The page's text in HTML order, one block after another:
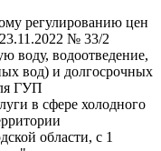
регулированию цен
№ 33/2
воду, водоотведение,
вод) и долгосрочных
ГУП
в сфере холодного
области, с 1